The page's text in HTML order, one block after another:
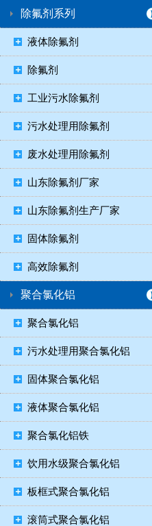
除氟剂系列
液体除氟剂
除氟剂
工业污水除氟剂
污水处理用除氟剂
废水处理用除氟剂
山东除氟剂厂家
山东除氟剂生产厂家
固体除氟剂
高效除氟剂
聚合氯化铝
聚合氯化铝
污水处理用聚合氯化铝
固体聚合氯化铝
液体聚合氯化铝
聚合氯化铝铁
饮用水级聚合氯化铝
板框式聚合氯化铝
滚筒式聚合氯化铝